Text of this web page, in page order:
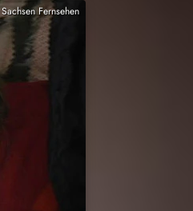
Sachsen Fernsehen